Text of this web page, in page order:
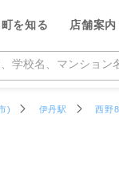
町を知る 店舗案内
デザイン・コンサ
942449R
) 伊丹駅 西野